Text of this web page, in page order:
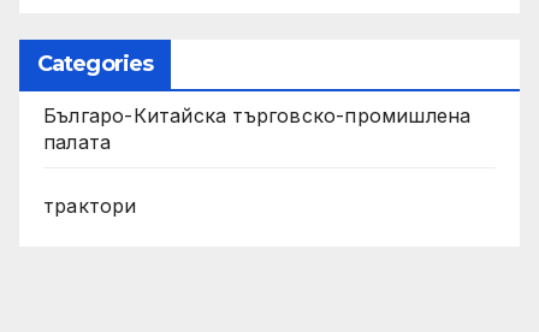
Categories
Българо-Китайска търговско-промишлена
палата
трактори